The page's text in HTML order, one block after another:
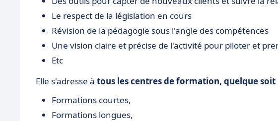
Le respect de la législation en cours
Révision de la pédagogie sous l'angle des compétences
Une vision claire et précise de l'activité pour piloter et
Etc
Elle s'adresse à tous les centres de formation, quelque
Formations courtes,
Formations longues,